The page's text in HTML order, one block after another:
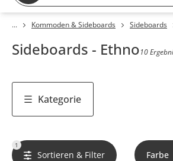
Kommoden & Sideboards Sideboards
Sideboards - Ethno10
Kategorie
1
Sortieren & Filter Farbe